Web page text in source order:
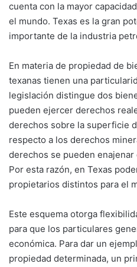
cuenta con la mayor
el mundo. Texas es la gran
importante de la industria
En materia de propiedad de
texanas tienen una
legislación distingue dos
pueden ejercer derechos
derechos sobre la superficie
respecto a los derechos
derechos se pueden
Por esta razón, en Texas
propietarios distintos para el
Este esquema otorga
para que los particulares
económica. Para dar un
propiedad determinada, un